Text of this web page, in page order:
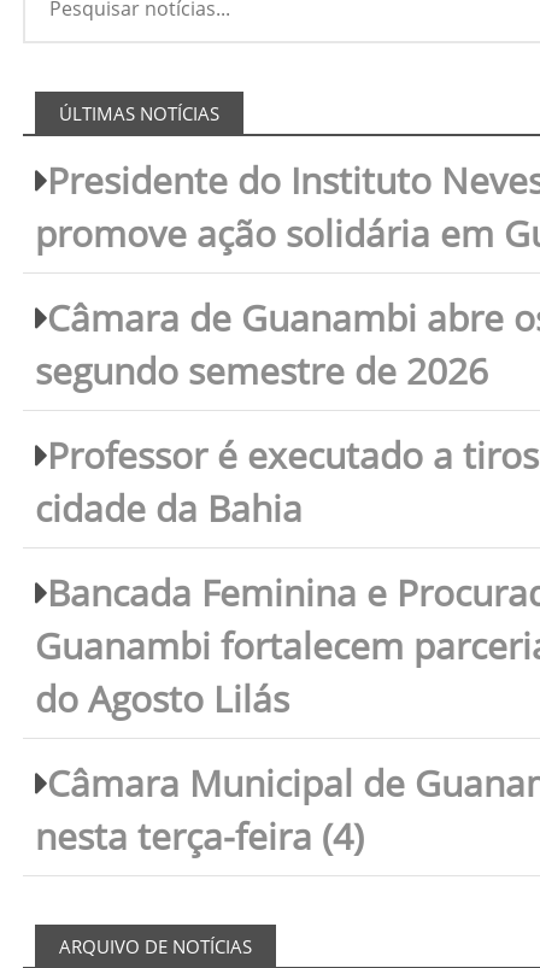
ÚLTIMAS NOTÍCIAS
Presidente do Instituto
promove ação solidária em
Câmara de Guanambi abre
segundo semestre de 2026
Professor é executado a
cidade da Bahia
Bancada Feminina e
Guanambi fortalecem
do Agosto Lilás
Câmara Municipal de
nesta terça-feira (4)
ARQUIVO DE NOTÍCIAS